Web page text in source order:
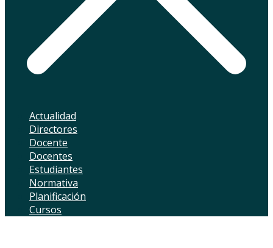
Actualidad
Directores
Docente
Docentes
Estudiantes
Normativa
Planificación
Cursos